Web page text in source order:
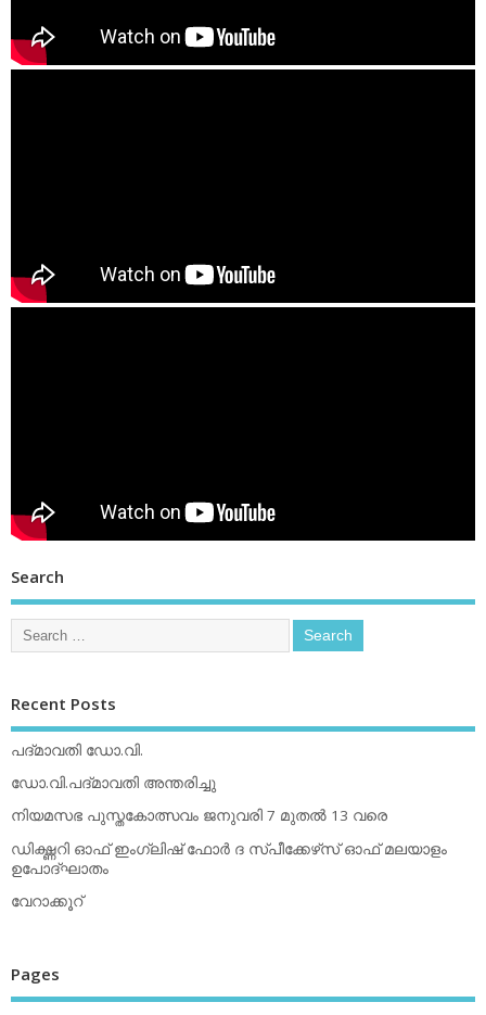
Search
Recent Posts
പദ്മാവതി ഡോ.വി.
ഡോ.വി.പദ്മാവതി അന്തരിച്ചു
നിയമസഭ പുസ്തകോത്സവം ജനുവരി 7 മുതല്‍ 13 വരെ
ഡിക്ഷ്ണറി ഓഫ് ഇംഗ്ലിഷ് ഫോര്‍ ദ സ്പീക്കേഴ്‌സ് ഓഫ് മലയാളം
ഉപോദ്ഘാതം
വേറാക്കൂറ്
Pages